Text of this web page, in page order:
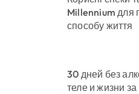
Millennium для
способу життя
30 дней без
теле и жизни